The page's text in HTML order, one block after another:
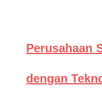
Perusahaan
dengan